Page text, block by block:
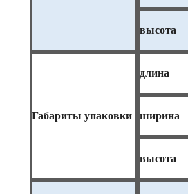
высота
Габариты упаковки
длина
ширина
высота